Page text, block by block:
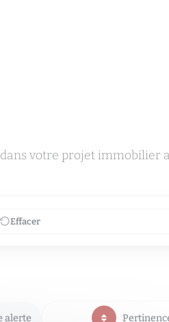
votre projet immobilier
Effacer
alerte